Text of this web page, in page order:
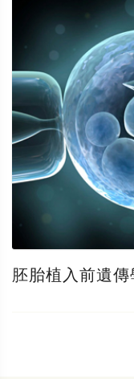
胚胎植入前遺傳